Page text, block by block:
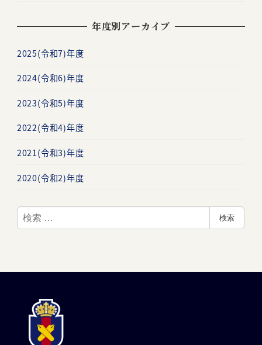
年度別アーカイブ
2025(令和7)年度
2024(令和6)年度
2023(令和5)年度
2022(令和4)年度
2021(令和3)年度
2020(令和2)年度
検
索
検索